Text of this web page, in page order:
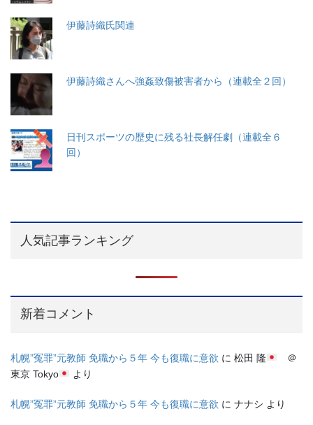
伊藤詩織氏関連
伊藤詩織さんへ強姦致傷被害者から（連載全２回）
日刊スポーツの歴史に残る社長解任劇（連載全６
回）
人気記事ランキング
新着コメント
札幌”冤罪”元教師 免職から５年 今も復職に意欲 に 松田 隆
＠
東京 Tokyo
より
札幌”冤罪”元教師 免職から５年 今も復職に意欲 に ナナシ より